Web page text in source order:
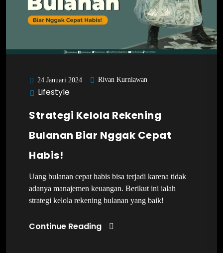
24 Januari 2024 Rivan Kurniawan
Lifestyle
Strategi Kelola Rekening
Bulanan Biar Nggak Cepat
Habis!
Uang bulanan cepat habis bisa terjadi karena tidak
adanya manajemen keuangan. Berikut ini ialah
strategi kelola rekening bulanan yang baik!
Continue Reading